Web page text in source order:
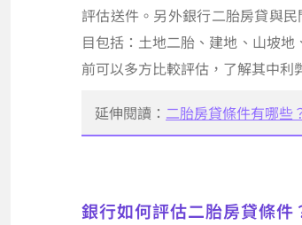
評估送件。另外銀行二胎房貸與
目包括：土地二胎、建地、山坡地
前可以多方比較評估，了解其中利
延伸閱讀： 二胎房貸條件有哪些
銀行如何評估二胎房貸條件